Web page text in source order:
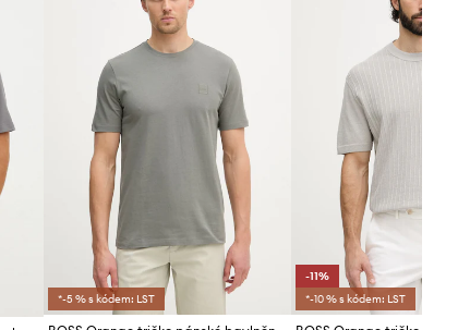
*-5 % s kódem: LST
-11%
*-10 % s kódem: LST